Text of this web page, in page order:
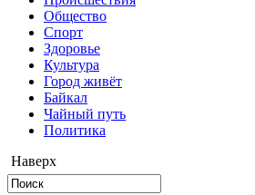
Общество
Cпорт
Здоровье
Культура
Город живёт
Байкал
Чайный путь
Политика
Наверх